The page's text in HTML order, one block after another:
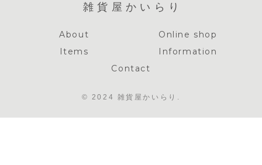
雑貨屋かいらり
About
Online shop
Items
Information
Contact
© 2024 雑貨屋かいらり.